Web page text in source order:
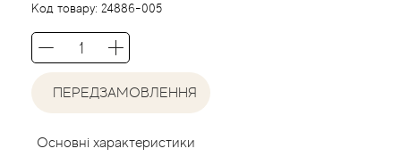
Код товару: 24886-005
ПЕРЕДЗАМОВЛЕННЯ
Основні характеристики
Acqua di Parma
Acqua di Sardegna
Adidas